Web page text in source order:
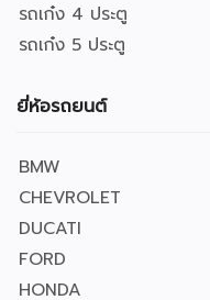
รถเก๋ง 4 ประตู
รถเก๋ง 5 ประตู
ยี่ห้อรถยนต์
BMW
CHEVROLET
DUCATI
FORD
HONDA